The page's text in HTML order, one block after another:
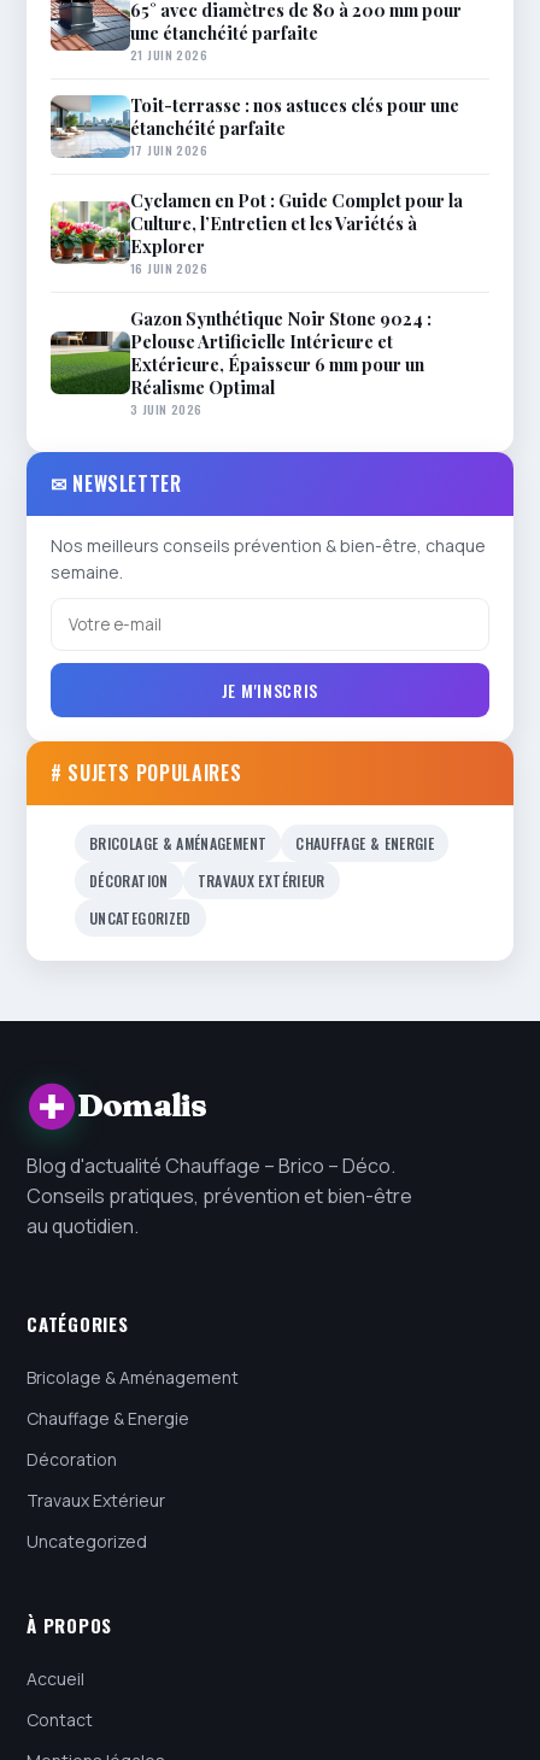
65° avec diamètres de 80 à 200 mm pour
une étanchéité parfaite
21 JUIN 2026
Toit-terrasse : nos astuces clés pour une
étanchéité parfaite
17 JUIN 2026
Cyclamen en Pot : Guide Complet pour la
Culture, l’Entretien et les Variétés à
Explorer
16 JUIN 2026
Gazon Synthétique Noir Stone 9024 :
Pelouse Artificielle Intérieure et
Extérieure, Épaisseur 6 mm pour un
Réalisme Optimal
3 JUIN 2026
✉ NEWSLETTER
Nos meilleurs conseils prévention & bien-être, chaque
semaine.
JE M'INSCRIS
# SUJETS POPULAIRES
BRICOLAGE & AMÉNAGEMENT
CHAUFFAGE & ENERGIE
DÉCORATION
TRAVAUX EXTÉRIEUR
UNCATEGORIZED
Domalis
Blog d'actualité Chauffage – Brico – Déco.
Conseils pratiques, prévention et bien-être
au quotidien.
CATÉGORIES
Bricolage & Aménagement
Chauffage & Energie
Décoration
Travaux Extérieur
Uncategorized
À PROPOS
Accueil
Contact